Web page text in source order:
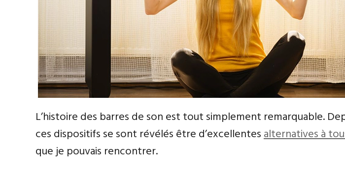
L’histoire des barres de son est tout simplement remarquable.
ces dispositifs se sont révélés être d’excellentesalternatives à
que je pouvais rencontrer.